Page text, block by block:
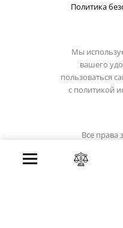
Политика
Мы
вашего
пользоваться
с политикой
Все права